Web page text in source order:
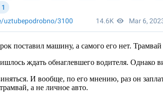
поставил машину, а самого его нет.
ждать обнаглевшего водителя. Однако
И вообще, по его мнению, раз он
а не личное авто.